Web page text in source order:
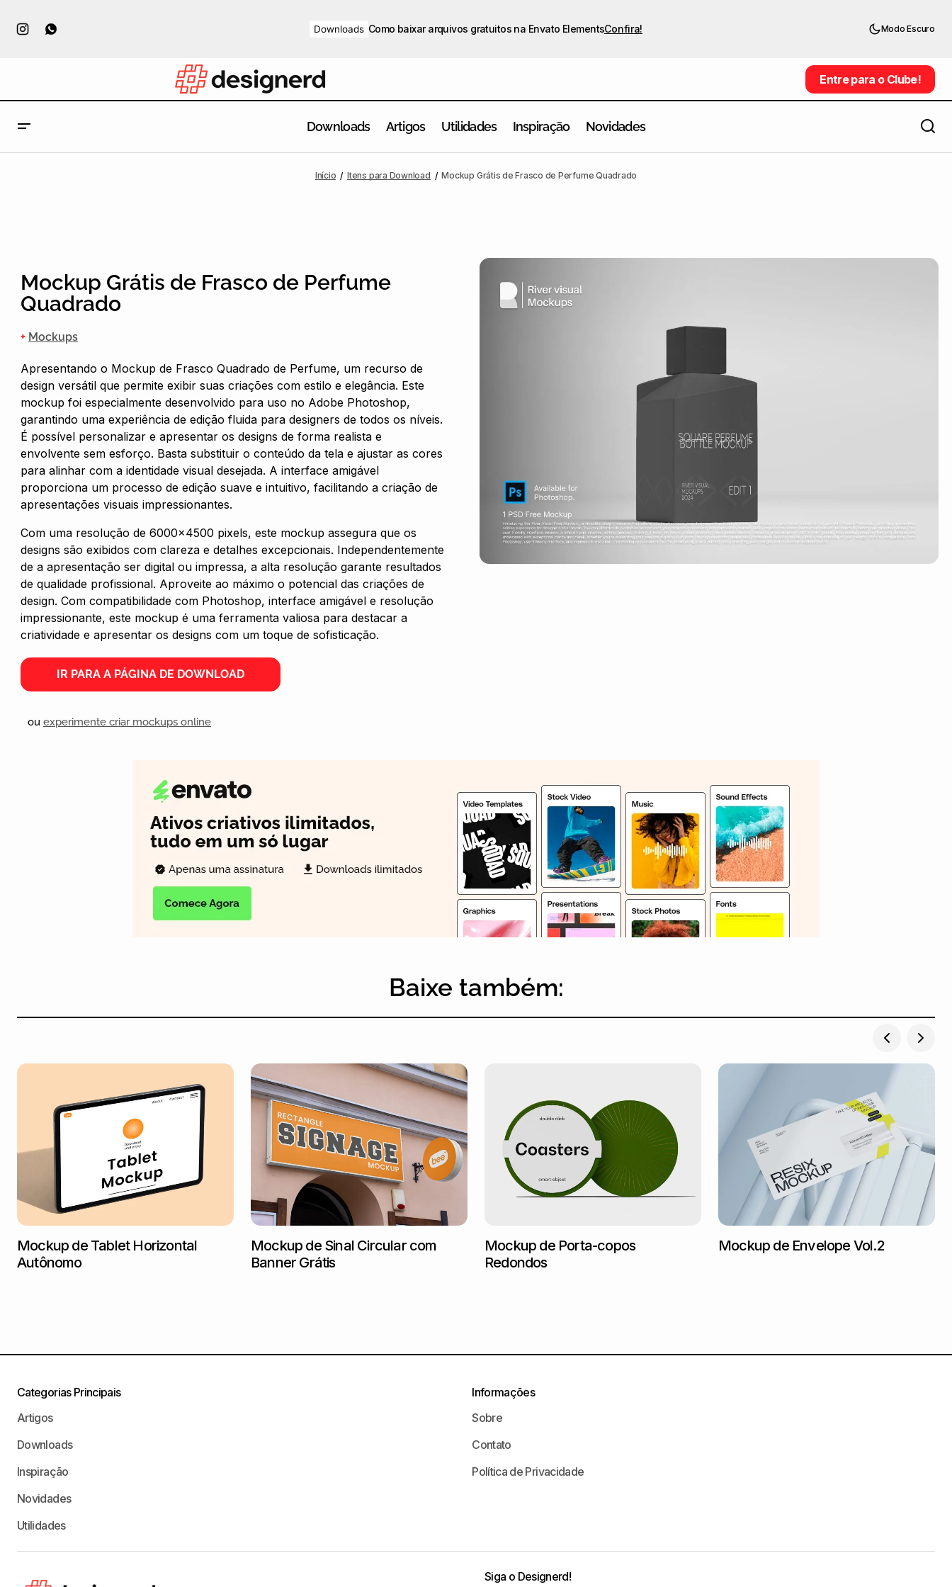
Downloads Como baixar arquivos gratuitos na Envato ElementsConfira! Modo Escuro
Entre para o Clube!
Entre para o Clube!
Downloads Artigos Utilidades Inspiração Novidades
Início Itens para Download Mockup Grátis de Frasco de Perfume Quadrado
Mockup Grátis de Frasco de Perfume
Quadrado
+ Mockups
Apresentando o Mockup de Frasco Quadrado de Perfume, um recurso de
design versátil que permite exibir suas criações com estilo e elegância. Este
mockup foi especialmente desenvolvido para uso no Adobe Photoshop,
garantindo uma experiência de edição fluida para designers de todos os níveis.
É possível personalizar e apresentar os designs de forma realista e
envolvente sem esforço. Basta substituir o conteúdo da tela e ajustar as cores
para alinhar com a identidade visual desejada. A interface amigável
proporciona um processo de edição suave e intuitivo, facilitando a criação de
apresentações visuais impressionantes.
Com uma resolução de 6000×4500 pixels, este mockup assegura que os
designs são exibidos com clareza e detalhes excepcionais. Independentemente
de a apresentação ser digital ou impressa, a alta resolução garante resultados
de qualidade profissional. Aproveite ao máximo o potencial das criações de
design. Com compatibilidade com Photoshop, interface amigável e resolução
impressionante, este mockup é uma ferramenta valiosa para destacar a
criatividade e apresentar os designs com um toque de sofisticação.
IR PARA A PÁGINA DE DOWNLOAD
ou experimente criar mockups online
Baixe também:
Mockup de Tablet Horizontal
Autônomo
Mockup de Sinal Circular com
Banner Grátis
Mockup de Porta-copos
Redondos
Mockup de Envelope Vol.2
Categorias Principais
Artigos
Downloads
Inspiração
Novidades
Utilidades
Informações
Sobre
Contato
Política de Privacidade
Siga o Designerd!